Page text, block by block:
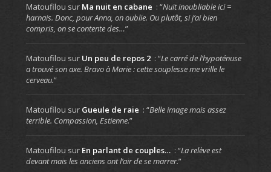
Matoufilou sur Ma nuit en cabane : “Nuit inoubliable ici =
harnais. Donc, pour Anna, on oublie. Ou plutôt, si j’ai bien
compris, on se contente des…”
Matoufilou sur Un peu de repos 2 : “Le carré de l’hypoténuse
a trouvé son axe. Bravo à Marie : cette souplesse me vrille le
cerveau.”
Matoufilou sur Gueule de raie : “Belle image mais assez
terrible. Compassion, Estienne.”
Matoufilou sur En parlant de couples… : “La relève est
devant mais les anciens ont l’air de se marrer.”